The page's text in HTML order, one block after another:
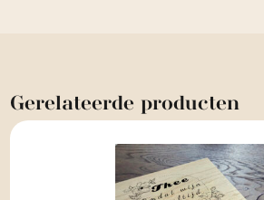
Gerelateerde producten